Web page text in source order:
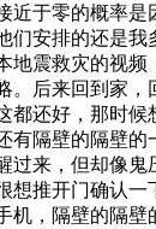
近于零的概率
们安排的还是
地震救灾的视
。后来回到家
都还好，那时
有隔壁的隔壁
过来，但却像
想推开门确认
机，隔壁的隔